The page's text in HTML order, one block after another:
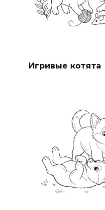
Игривые котята